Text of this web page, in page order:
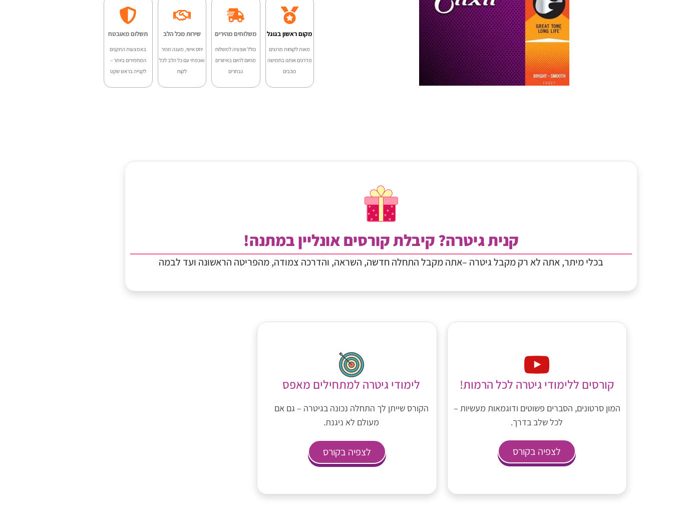
מקום ראשון בגוגל
מאות לקוחות מרוצים
מדרגים אותנו בחמישה
כוכבים
משלוחים מהירים
כולל אופציה למשלוח
מהיום להיום באיזורים
נבחרים
שירות מכל הלב
יחס אישי, מענה מהיר
ואכפתי עם כל הלב לכל
לקוח
תשלום מאובטח
באמצעות התקנים
המחמירים ביותר –
לקנייה בראש שקט
קנית גיטרה? קיבלת קורסים אונליין במתנה!
בכלי מיתר, אתה לא רק מקבל גיטרה –אתה מקבל התחלה חדשה, השראה, והדרכה צמודה, מהפריטה הראשונה ועד לבמה
קורסים ללימודי גיטרה לכל הרמות!
המון סרטונים, הסברים פשוטים ודוגמאות מעשיות –
לכל שלב בדרך.
לצפיה בקורס
לימודי גיטרה למתחילים מאפס
הקורס שייתן לך התחלה נכונה בגיטרה – גם אם
מעולם לא ניגנת.
לצפיה בקורס